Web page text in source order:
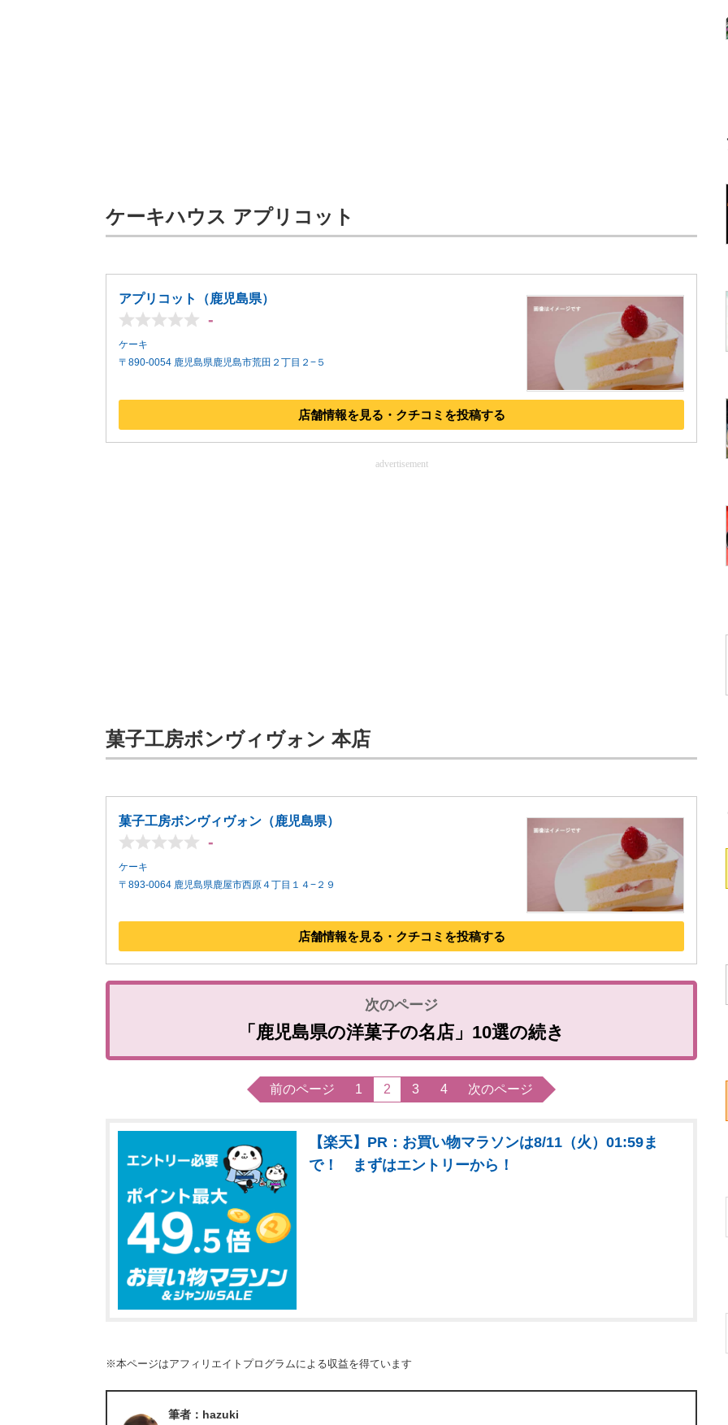
ケーキハウス アプリコット
アプリコット（鹿児島県）
-
ケーキ
〒890-0054 鹿児島県鹿児島市荒田２丁目２−５
店舗情報を見る・クチコミを投稿する
advertisement
菓子工房ボンヴィヴォン 本店
菓子工房ボンヴィヴォン（鹿児島県）
-
ケーキ
〒893-0064 鹿児島県鹿屋市西原４丁目１４−２９
店舗情報を見る・クチコミを投稿する
「鹿児島県の洋菓子の名店」10選の続き
前のページ 1 2 3 4 次のページ
【楽天】PR：お買い物マラソンは8/11（火）01:59ま
で！ まずはエントリーから！
※本ページはアフィリエイトプログラムによる収益を得ています
筆者：hazuki